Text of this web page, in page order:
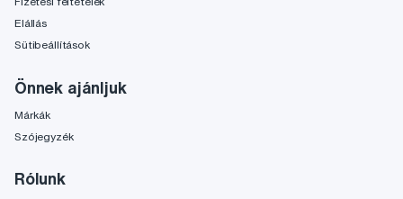
Elállás
Sütibeállítások
Önnek ajánljuk
Márkák
Szójegyzék
Rólunk